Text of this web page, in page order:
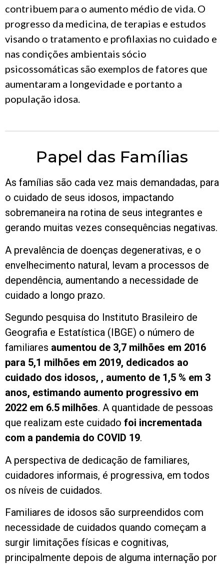
contribuem para o aumento médio de vida. O
progresso da medicina, de terapias e estudos
visando o tratamento e profilaxias no cuidado e
nas condições ambientais sócio
psicossomáticas são exemplos de fatores que
aumentaram a longevidade e portanto a
população idosa.
Papel das Famílias
As famílias são cada vez mais demandadas, para
o cuidado de seus idosos, impactando
sobremaneira na rotina de seus integrantes e
gerando muitas vezes consequências negativas.
A prevalência de doenças degenerativas, e o
envelhecimento natural, levam a processos de
dependência, aumentando a necessidade de
cuidado a longo prazo.
Segundo pesquisa do Instituto Brasileiro de
Geografia e Estatística (IBGE) o número de
familiares aumentou de 3,7 milhões em 2016
para 5,1 milhões em 2019, dedicados ao
cuidado dos idosos, , aumento de 1,5 % em 3
anos, estimando aumento progressivo em
2022 em 6.5 milhões. A quantidade de pessoas
que realizam este cuidado foi incrementada
com a pandemia do COVID 19.
A perspectiva de dedicação de familiares,
cuidadores informais, é progressiva, em todos
os níveis de cuidados.
Familiares de idosos são surpreendidos com
necessidade de cuidados quando começam a
surgir limitações físicas e cognitivas,
principalmente depois de alguma internação por